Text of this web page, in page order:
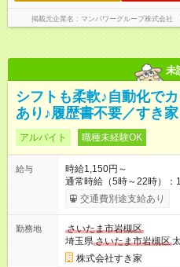
掲載元企業名 マンパワーグループ株式会社
未
シフトも柔軟♪自動化で
あり♪履歴書不要／すき
アルバイト 職種未経験OK
給与
時給1,150円～
通常時給（5時～22時）
1538円 高校生時給：1150円 【特別手当】早朝手当（5：00-
00）時給+150円 【試用期間】試用期間あり 試用期間の長さ：1
30日（※条件変更なし）で
ただきます。 研修制度あ
交通費別途支給あり
勤務地
さいたま市岩槻区
埼玉県さいたま市岩槻区
株式会社すき家